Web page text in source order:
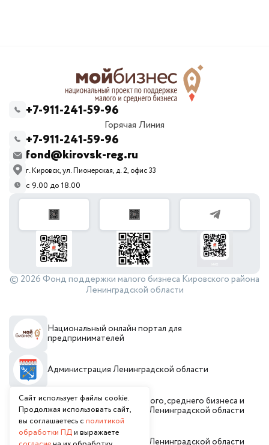
+7-911-241-59-96
Горячая Линия
+7-911-241-59-96
fond@kirovsk-reg.ru
г. Кировск, ул. Пионерская, д. 2, офис 33
с 9.00 до 18.00
© 2026 Фонд поддержки малого бизнеса Кировского района
Ленинградской области
Национальный онлайн портал для
предпринимателей
Администрация Ленинградской области
Комитет по развитию малого, среднего бизнеса и
потребительского рынка Ленинградской области
Инвестиционный портал Ленинградской области
Сайт использует файлы cookie.
Продолжая использовать сайт,
вы соглашаетесь с политикой
обработки ПДи выражаете